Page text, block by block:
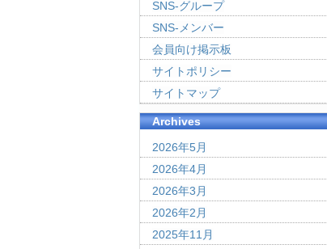
SNS-グループ
SNS-メンバー
会員向け掲示板
サイトポリシー
サイトマップ
Archives
2026年5月
2026年4月
2026年3月
2026年2月
2025年11月